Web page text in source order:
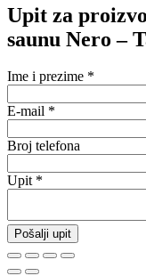
Upit za
saunu Nero –
Ime i prezime *
E-mail *
Broj telefona
Upit *
Pošalji upit